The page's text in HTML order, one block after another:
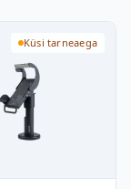
Küsi tarneaega